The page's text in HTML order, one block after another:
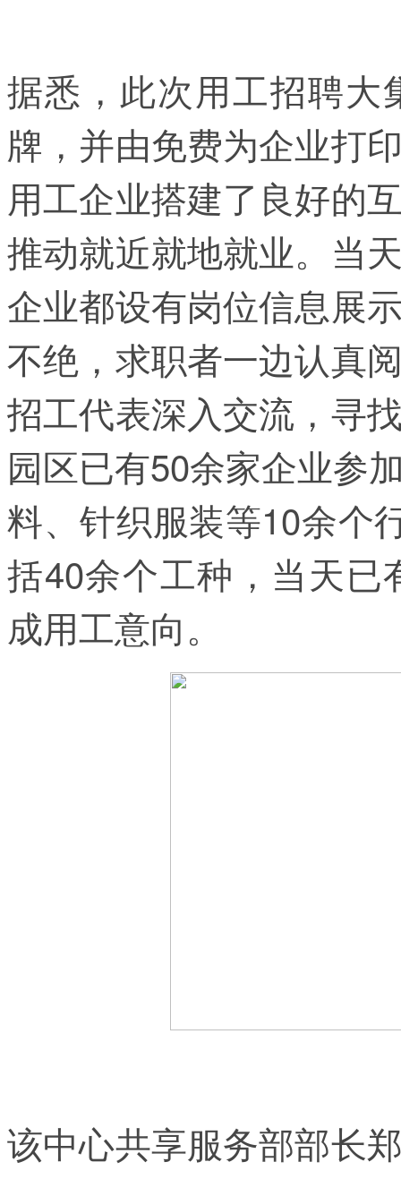
据悉，此次用工招聘
牌，并由免费为企业打
用工企业搭建了良好的
推动就近就地就业。当
企业都设有岗位信息展
不绝，求职者一边认真
招工代表深入交流，寻
园区已有50余家企业参
料、针织服装等10余个
括40余个工种，当天
成用工意向。
该中心共享服务部部长